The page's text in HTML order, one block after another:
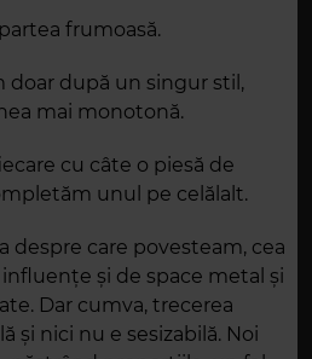
frumoasă.
doar după un singur stil,
mai monotonă.
cu câte o piesă de
unul pe celălalt.
despre care povesteam, cea
și de space metal și
Dar cumva, trecerea
și nici nu e sesizabilă. Noi